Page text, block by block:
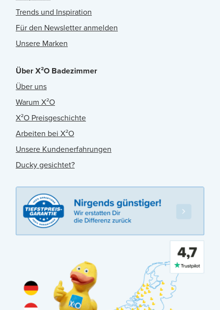
Trends und Inspiration
Für den Newsletter anmelden
Unsere Marken
Über X²O Badezimmer
Über uns
Warum X²O
X²O Preisgeschichte
Arbeiten bei X²O
Unsere Kundenerfahrungen
Ducky gesichtet?